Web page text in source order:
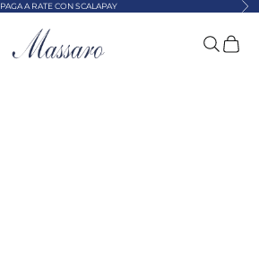
PAGA A RATE CON SCALAPAY
MASSARO ABBIGLIAMENTO Cerca